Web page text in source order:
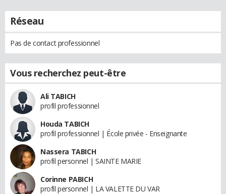
Réseau
Pas de contact professionnel
Vous recherchez peut-être
Ali TABICH
profil professionnel
Houda TABICH
profil professionnel | École privée - Enseignante
Nassera TABICH
profil personnel | SAINTE MARIE
Corinne PABICH
profil personnel | LA VALETTE DU VAR